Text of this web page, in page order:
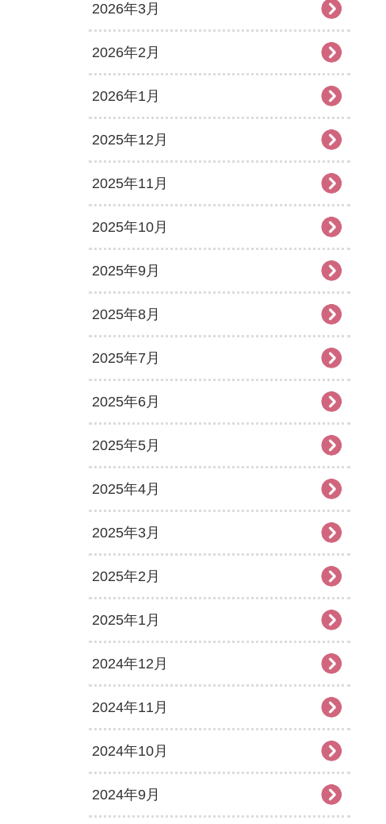
2026年3月
2026年2月
2026年1月
2025年12月
2025年11月
2025年10月
2025年9月
2025年8月
2025年7月
2025年6月
2025年5月
2025年4月
2025年3月
2025年2月
2025年1月
2024年12月
2024年11月
2024年10月
2024年9月